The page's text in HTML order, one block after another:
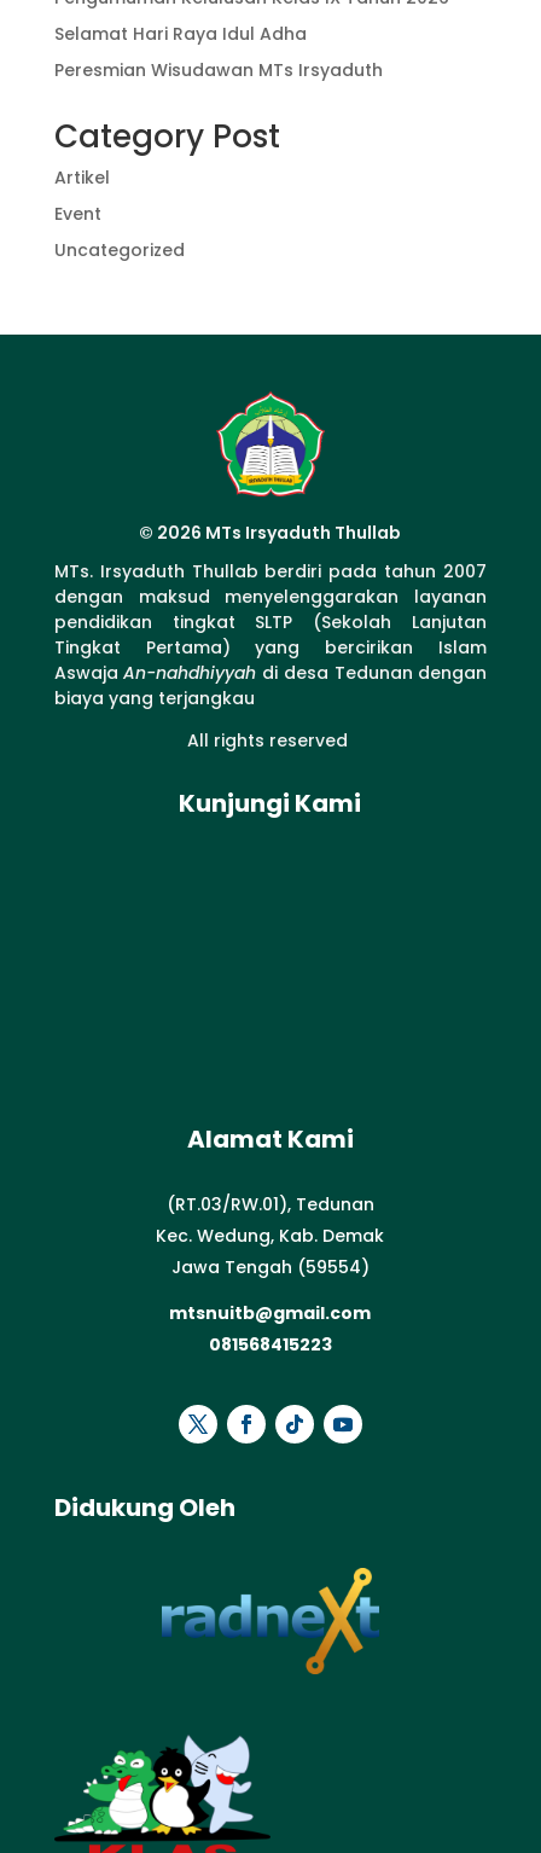
Selamat Hari Raya Idul Adha
Peresmian Wisudawan MTs Irsyaduth
Category Post
Artikel
Event
Uncategorized
© 2026 MTs Irsyaduth Thullab
MTs. Irsyaduth Thullab berdiri pada tahun 2007
dengan maksud menyelenggarakan layanan
pendidikan tingkat SLTP (Sekolah Lanjutan
Tingkat Pertama) yang bercirikan Islam
AswajaAn-nahdhiyyah di desa Tedunan dengan
biaya yang terjangkau
All rights reserved
Kunjungi Kami
Alamat Kami
(RT.03/RW.01), Tedunan
Kec. Wedung, Kab. Demak
Jawa Tengah (59554)
mtsnuitb@gmail.com
081568415223
Didukung Oleh